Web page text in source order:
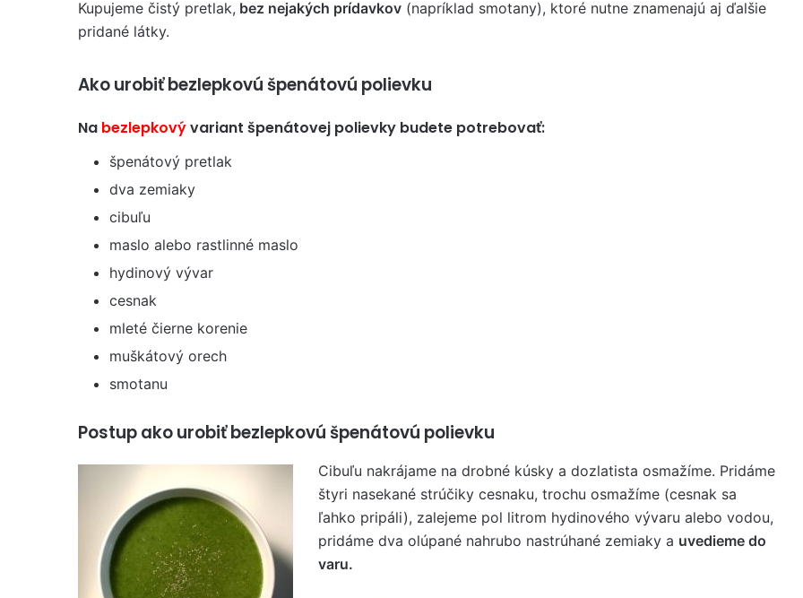
Kupujeme čistý pretlak, bez nejakých prídavkov (napríklad smotany), ktoré nutne znamenajú aj ďalšie
pridané látky.
Ako urobiť bezlepkovú špenátovú polievku
Na bezlepkovývariant špenátovej polievky budete potrebovať:
špenátový pretlak
dva zemiaky
cibuľu
maslo alebo rastlinné maslo
hydinový vývar
cesnak
mleté ​​čierne korenie
muškátový orech
smotanu
Postup ako urobiť bezlepkovú špenátovú polievku
Cibuľu nakrájame na drobné kúsky a dozlatista osmažíme. Pridáme
štyri nasekané strúčiky cesnaku, trochu osmažíme (cesnak sa
ľahko pripáli), zalejeme pol litrom hydinového vývaru alebo vodou,
pridáme dva olúpané nahrubo nastrúhané zemiaky a uvedieme do
varu.